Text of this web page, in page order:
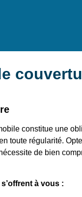
constitue une
toute régularité.
de bien
à vous :